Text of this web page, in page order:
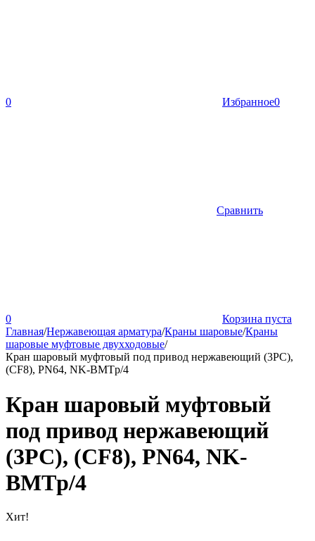
0 Избранное0
Сравнить
0
Корзина пуста
Главная/Нержавеющая арматура/Краны шаровые/Краны
шаровые муфтовые двухходовые/
Кран шаровый муфтовый под привод нержавеющий (3PC),
(CF8), PN64, NK-BMTp/4
Кран шаровый муфтовый
под привод нержавеющий
(3PC), (CF8), PN64, NK-
BMTp/4
Хит!